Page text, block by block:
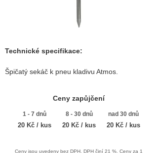
Technické specifikace:
Špičatý sekáč k pneu kladivu Atmos.
20 Kč / kus 20 Kč / kus 20 Kč / kus
1 - 7 dnů 8 - 30 dnů nad 30 dnů
Ceny zapůjčení
Ceny jsou uvedeny bez DPH. DPH činí 21 %. Ceny za 1